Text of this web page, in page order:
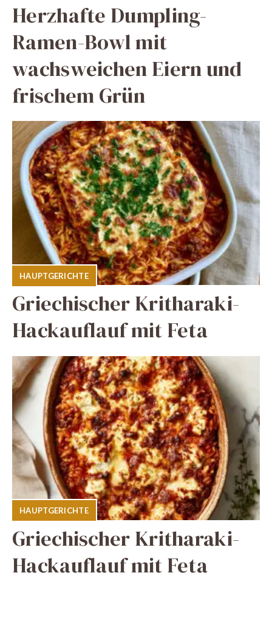
Herzhafte Dumpling-
Ramen-Bowl mit
wachsweichen Eiern und
frischem Grün
HAUPTGERICHTE
Griechischer Kritharaki-
Hackauflauf mit Feta
HAUPTGERICHTE
Griechischer Kritharaki-
Hackauflauf mit Feta